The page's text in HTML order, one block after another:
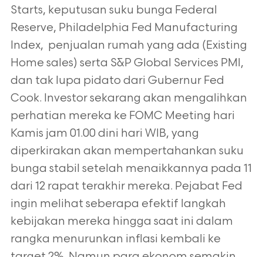
Starts, keputusan suku bunga Federal
Reserve, Philadelphia Fed Manufacturing
Index, penjualan rumah yang ada (Existing
Home sales) serta S&P Global Services PMI,
dan tak lupa pidato dari Gubernur Fed
Cook. Investor sekarang akan mengalihkan
perhatian mereka ke FOMC Meeting hari
Kamis jam 01.00 dini hari WIB, yang
diperkirakan akan mempertahankan suku
bunga stabil setelah menaikkannya pada 11
dari 12 rapat terakhir mereka. Pejabat Fed
ingin melihat seberapa efektif langkah
kebijakan mereka hingga saat ini dalam
rangka menurunkan inflasi kembali ke